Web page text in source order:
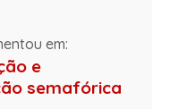
em:
e
semafórica